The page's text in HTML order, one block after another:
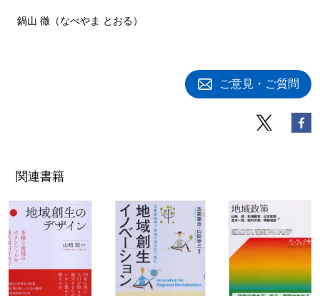
鍋山 徹（なべやま とおる）
ご意見・ご質問
関連書籍